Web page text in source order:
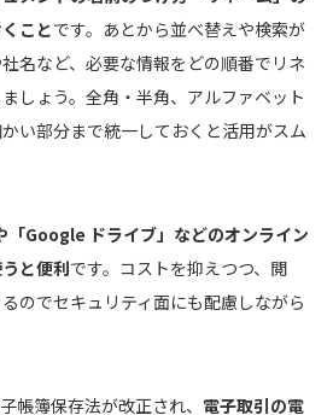
ことです。あとから並べ替えや検索が
名など、必要な情報をどの順番でリネ
しょう。全角・半角、アルファベット
い部分まで統一しておくと活用がスム
「Google ドライブ」などのオンライン
と便利です。コストを抑えつつ、閲
のでセキュリティ面にも配慮しながら
帳簿保存法が改正され、 電子取引の電